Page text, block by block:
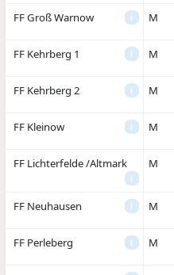
FF Groß Warnow i M
FF Kehrberg 1 i M
FF Kehrberg 2 i M
FF Kleinow i M
FF Lichterfelde /Altmark
i
M
FF Neuhausen i M
FF Perleberg i M